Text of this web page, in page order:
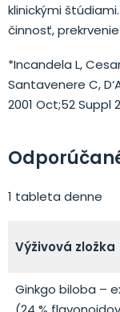
klinickými
činnosť,
*Incandela L,
Santavenere C,
2001 Oct;52 Suppl
1 tableta denne
Výživová zložka
Ginkgo biloba –